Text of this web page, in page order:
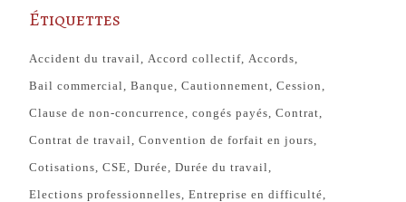
Étiquettes
Accident du travail Accord collectif Accords
Bail commercial Banque Cautionnement Cession
Clause de non-concurrence congés payés Contrat
Contrat de travail Convention de forfait en jours
Cotisations CSE Durée Durée du travail
Elections professionnelles Entreprise en difficulté